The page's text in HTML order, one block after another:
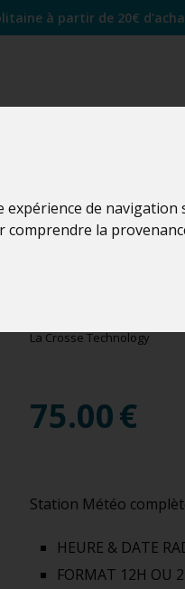
de
la
à partir de 20€
La Crosse Technology
75.00€
Station Météo
HEURE & DATE
FORMAT 12H OU